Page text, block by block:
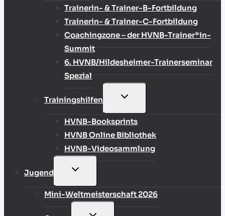
Trainerin- & Trainer-B-Fortbildung
Trainerin- & Trainer-C-Fortbildung
Coachingzone – der HVNB-Trainer*in-
Summit
6. HVNB/Hildesheimer-Trainerseminar
Spezial
Trainingshilfen
UNTERMENÜ
HVNB-Booksprints
HVNB Online Bibliothek
HVNB-Videosammlung
Jugend
UNTERMENÜ
Mini-Weltmeisterschaft 2026
UNTERMENÜ